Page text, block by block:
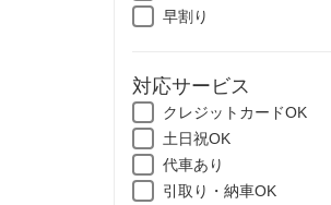
早割り
対応サービス
クレジットカードOK
土日祝OK
代車あり
引取り・納車OK